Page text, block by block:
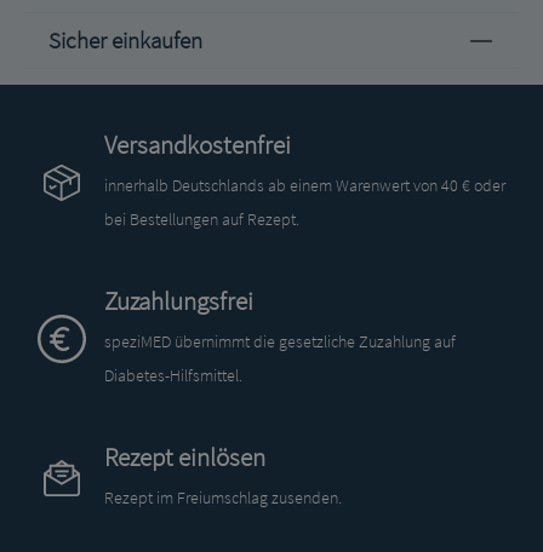
Sicher einkaufen
Versandkostenfrei
innerhalb Deutschlands ab einem Warenwert von 40 € oder
bei Bestellungen auf Rezept.
Zuzahlungsfrei
speziMED übernimmt die gesetzliche Zuzahlung auf
Diabetes-Hilfsmittel.
Rezept einlösen
Rezept im Freiumschlag zusenden.